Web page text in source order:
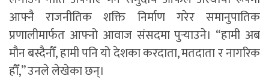
आफ्नै राजनीतिक शक्ति निर्माण गरेर समानुपातिक
प्रणालीमार्फत आफ्नो आवाज संसदमा पुर्‍याउने। “हामी अब
मौन बस्दैनौँ, हामी पनि यो देशका करदाता, मतदाता र नागरिक
हौँ,” उनले लेखेका छन्।